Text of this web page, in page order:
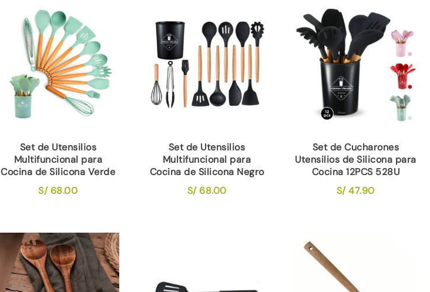
Set de Utensilios
Multifuncional para
Cocina de Silicona Verde
S/68.00
Set de Utensilios
Multifuncional para
Cocina de Silicona Negro
S/68.00
Set de Cucharones
Utensilios de Silicona para
Cocina 12PCS 528U
S/47.90